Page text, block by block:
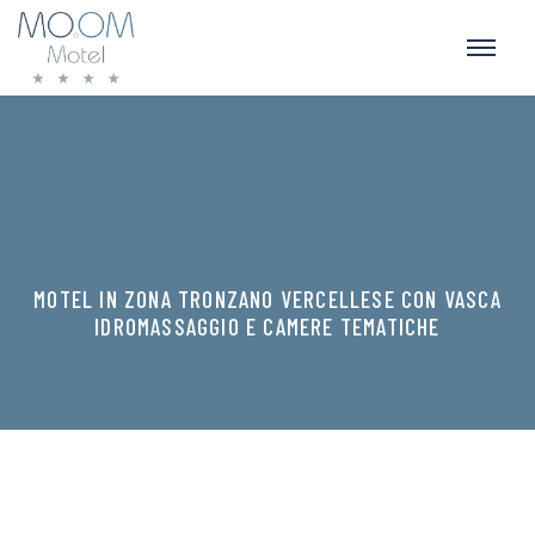
MOTEL IN ZONA TRONZANO VERCELLESE CON VASCA
IDROMASSAGGIO E CAMERE TEMATICHE